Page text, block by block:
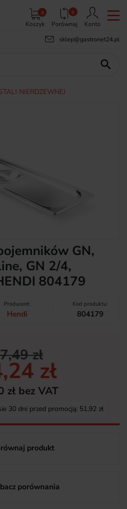
Koszyk
0 0
Porównaj
Konto
sklep@gastronet24.pl

NIERDZEWNEJ
GN,
GN 2/4,
804179
Producent:
Hendi
Kod produktu:
804179
zł
zł
zł bez VAT
30 dni przed promocją: 51,92 zł
produkt
porównania